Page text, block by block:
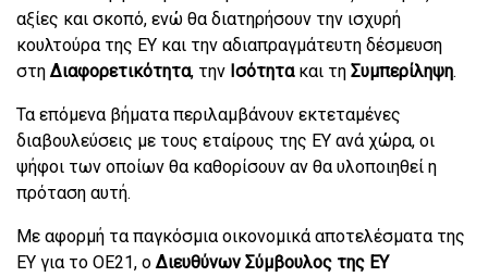
αξίες και σκοπό, ενώ θα διατηρήσουν την ισχυρή
κουλτούρα της EY και την αδιαπραγμάτευτη δέσμευση
στηΔιαφορετικότητα, την Ισότητακαι τη Συμπερίληψη.
Τα επόμενα βήματα περιλαμβάνουν εκτεταμένες
διαβουλεύσεις με τους εταίρους της ΕΥ ανά χώρα, οι
ψήφοι των οποίων θα καθορίσουν αν θα υλοποιηθεί η
πρόταση αυτή.
Με αφορμή τα παγκόσμια οικονομικά αποτελέσματα της
ΕΥ για το ΟΕ21, οΔιευθύνων Σύμβουλος της ΕΥ